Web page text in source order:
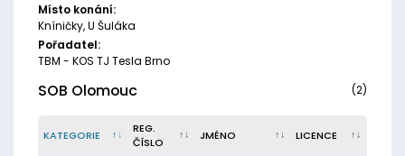
Místo konání:
Kníničky, U Šuláka
Pořadatel:
TBM - KOS TJ Tesla Brno
SOB Olomouc (2)
KATEGORIE
REG.
ČÍSLO
JMÉNO LICENCE